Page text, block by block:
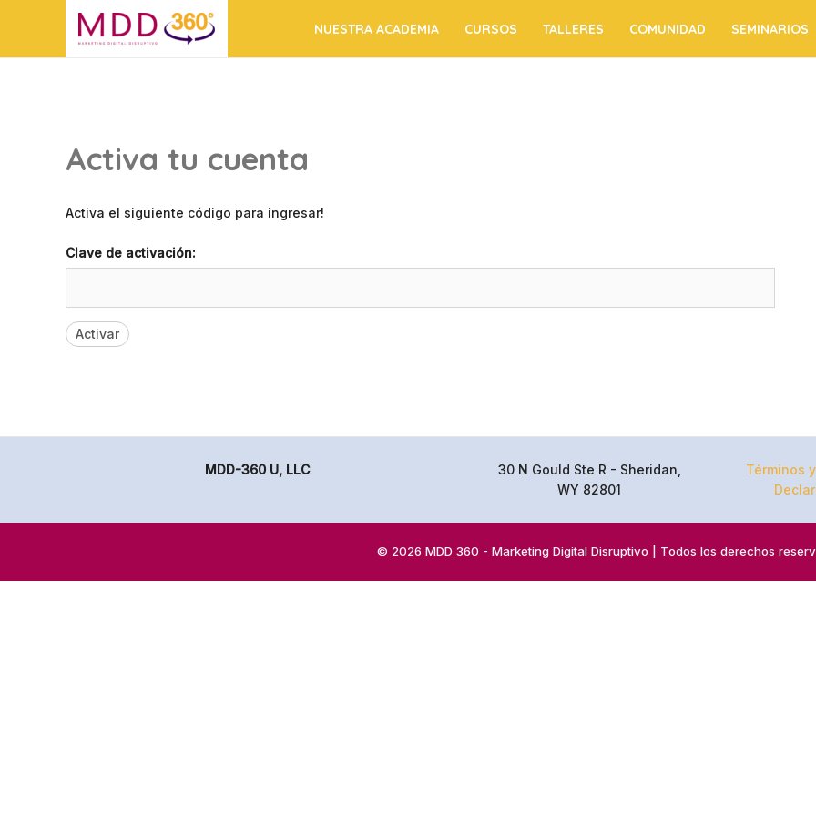
NUESTRA ACADEMIA CURSOS TALLERES COMUNIDAD SEMINARIOS
Activa tu cuenta
Activa el siguiente código para ingresar!
Clave de activación:
MDD-360 U, LLC
30 N Gould Ste R - Sheridan,
WY 82801
Términos
© 2026 MDD 360 - Marketing Digital Disruptivo | Todos los derechos